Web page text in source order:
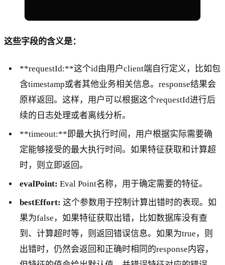
这些字段的含义是：
**requestId:**这个id由用户client端自行定义，比如包
含timestamp或者其他业务相关信息。response结果会
原样返回。这样，用户可以根据这个requestId进行后
续的日志处理或者离线分析。
**timeout:**即最大执行时间，用户根据实际需要确
定能够接受的最大执行时间。如果特征获取和计算超
时，则立即返回。
evalPoint: Eval Point名称，用于确定需要的特征。
bestEffort: 这个参数用于控制计算出错时的表现。如
果为false，如果特征获取出错，比如数据库没有查
到、计算超时等，则返回错误信息。如果为true，则
出错时，仍然会返回和正确时相同的response内容，